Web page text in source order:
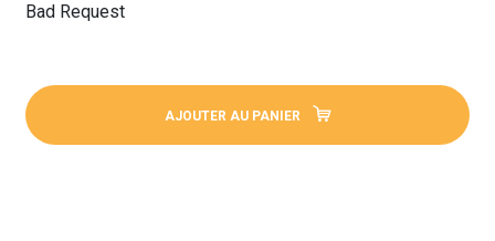
Bad Request
AJOUTER AU PANIER